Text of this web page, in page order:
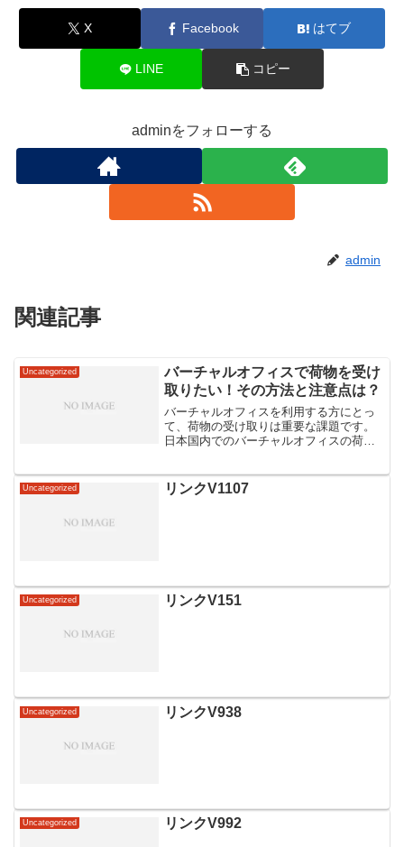
X Facebook はてブ
LINE コピー
adminをフォローする
admin
関連記事
Uncategorized
バーチャルオフィスで荷物を受け
取りたい！その方法と注意点は？
バーチャルオフィスを利用する方にとっ
て、荷物の受け取りは重要な課題です。
日本国内でのバーチャルオフィスの荷物
す。荷物を受け取るための手順や受け取
り可能な物の種類、受け取...
Uncategorized リンクV1107
Uncategorized リンクV151
Uncategorized リンクV938
Uncategorized リンクV992